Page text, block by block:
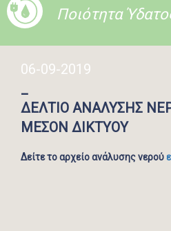
Ποιότητα
06-09-2019
_
ΔΕΛΤΙΟ ΑΝΑΛΥΣΗΣ
ΜΕΣΟΝ ΔΙΚΤΥΟΥ
Δείτε το αρχείο ανάλυσης νερού